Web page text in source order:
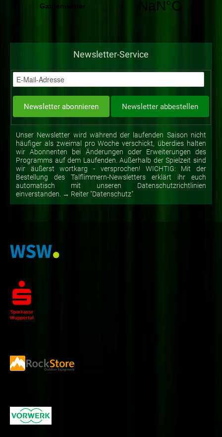
Newsletter-Service
Unser Newsletter wird während der laufenden Saison nicht
häufiger als zweimal pro Woche verschickt, überdies halten
wir Abonnenten bei Änderungen oder Erweiterungen des
Programms auf dem Laufenden. Außerhalb der Spielzeit sind
wir äußerst wortkarg - versprochen! WICHTIG: Mit der
Bestellung des Talflimmern-Newsletters erklärt ihr euch
automatisch mit unseren Datenschutzrichtlinien
einverstanden. → Reiter "Datenschutz"